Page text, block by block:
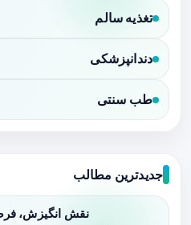
تغذیه سالم
دندانپزشکی
طب سنتی
جدیدترین مطالب
نقش انگیزش،